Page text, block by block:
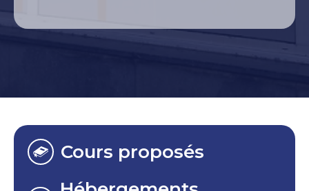
Cours proposés